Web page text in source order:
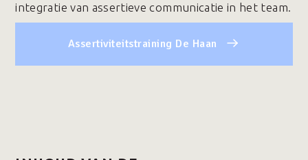
integratie van assertieve communicatie in het team.
Assertiviteitstraining De Haan